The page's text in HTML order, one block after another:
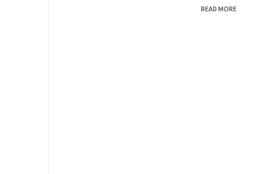
READ MORE